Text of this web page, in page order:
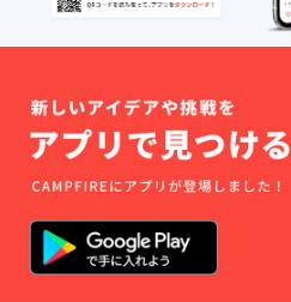
しのオデットの書籍版
が通販スタートとなり
ンディングに参加でき
なかった方も、ぜひぜ
ひ手に取って貰えたら
嬉しいです。 ＞Ｐｅ
ｒｉｃｏｍ ＢＯＯＴ
Ｈ ＳＨＯＰ＞Ａｍａ